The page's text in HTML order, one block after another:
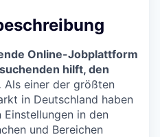
Online-Jobplattform
hilft, den
Als einer der größten
in Deutschland haben
in den
und Bereichen